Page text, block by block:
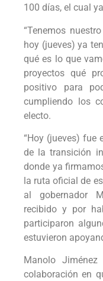
100 días, el cual
“Tenemos
hoy (jueves) ya
qué es lo que
proyectos qué
positivo para
cumpliendo los
electo.
“Hoy (jueves)
de la transición
donde ya
la ruta oficial de
al gobernador
recibido y por
participaron
estuvieron
Manolo
colaboración en